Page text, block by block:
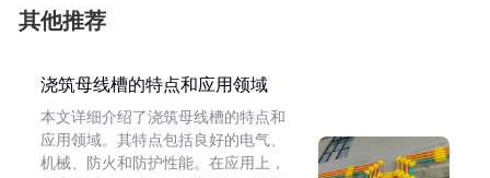
其他推荐
浇筑母线槽的特点和应用领域
本文详细介绍了浇筑母线槽的特点和
应用领域。其特点包括良好的电气、
机械、防火和防护性能。在应用上，